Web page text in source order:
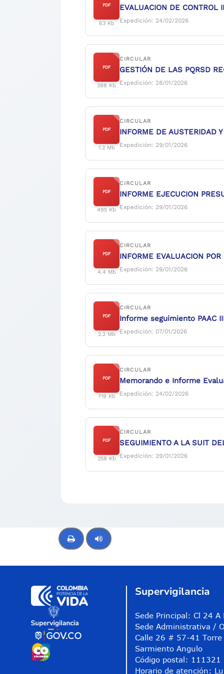
PDF
63 Kb
EVALUACION DE CONTROL
Expedición: 24/02/2026
PDF
398 Kb
CIRCULAR
GESTIÓN DE LAS PQRSD
Expedición: 28/01/2026
PDF
1.2 Mb
CIRCULAR
INFORME DE AUSTERIDAD
Expedición: 29/01/2026
PDF
495 Kb
CIRCULAR
INFORME EJECUCION
Expedición: 29/01/2026
PDF
4.4 Mb
CIRCULAR
INFORME EVALUACION
Expedición: 29/01/2026
PDF
2.2 Mb
CIRCULAR
Informe seguimiento PAAC
Expedición: 07/01/2026
PDF
719 Kb
CIRCULAR
Memorando e Informe
Expedición: 24/02/2026
PDF
258 Kb
CIRCULAR
SEGUIMIENTO A LA SUIT
Expedición: 29/01/2026
Supervigilancia
Sede Principal: Cl 24 A
Sede Administrativa /
Calle 26 # 57-41 Torre
Sarmiento Angulo
Código postal: 111321
Horario de atención: